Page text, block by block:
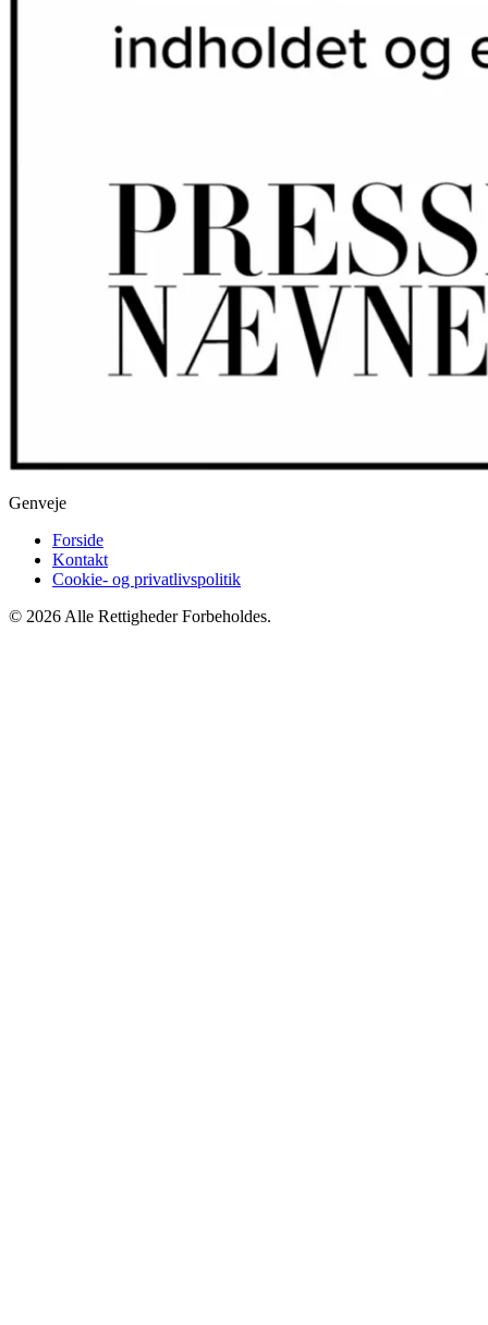
Genveje
Forside
Kontakt
Cookie- og privatlivspolitik
© 2026 Alle Rettigheder Forbeholdes.